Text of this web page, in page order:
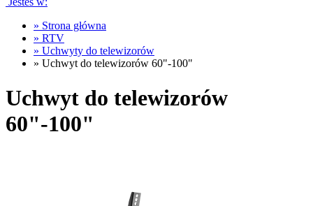
» Strona główna
» RTV
» Uchwyty do telewizorów
» Uchwyt do telewizorów 60"-100"
Uchwyt do telewizorów
60"-100"